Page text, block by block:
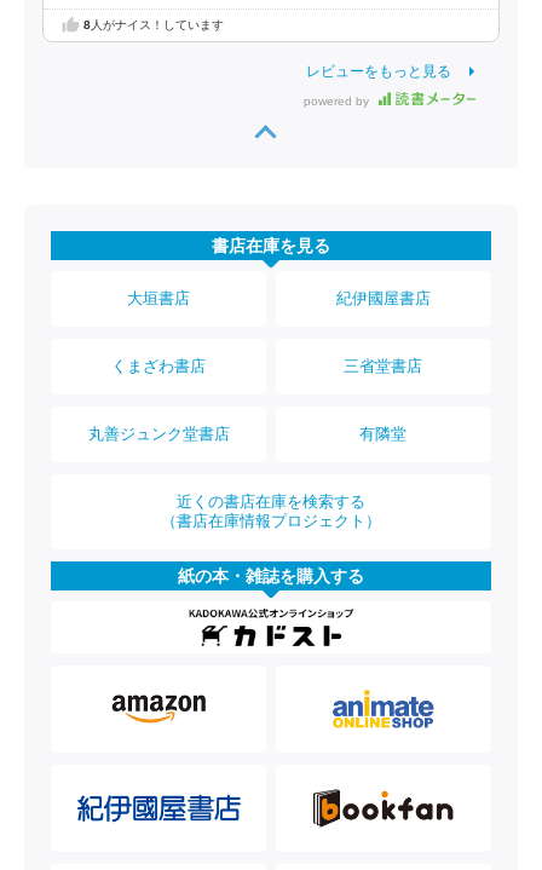
8人がナイス！しています
レビューをもっと見る
powered by
書店在庫を見る
大垣書店 紀伊國屋書店
くまざわ書店 三省堂書店
丸善ジュンク堂書店 有隣堂
近くの書店在庫を検索する
（書店在庫情報プロジェクト）
紙の本・雑誌を購入する